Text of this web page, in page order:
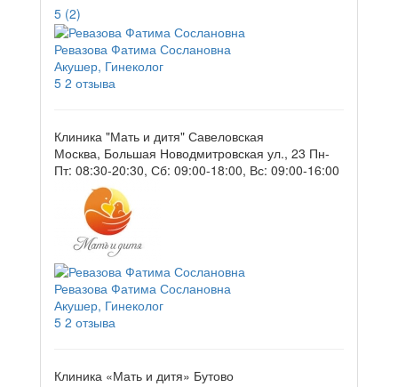
5 (2)
Ревазова Фатима Сослановна
Акушер, Гинеколог
5 2 отзыва
Клиника "Мать и дитя" Савеловская
Москва, Большая Новодмитровская ул., 23 Пн-
Пт: 08:30-20:30, Сб: 09:00-18:00, Вс: 09:00-16:00
Ревазова Фатима Сослановна
Акушер, Гинеколог
5 2 отзыва
Клиника «Мать и дитя» Бутово